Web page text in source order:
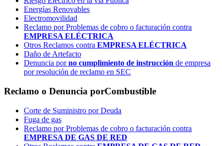
Energías Renovables
Electromovilidad
Reclamo por Problemas de cobro o facturación contra
EMPRESA ELÉCTRICA
Otros Reclamos contra EMPRESA ELÉCTRICA
Daño de Artefacto
Denuncia porno cumplimiento de instrucción de empresa
por resolución de reclamo en SEC
Reclamo o Denuncia porCombustible
Corte de Suministro por Deuda
Fuga de gas
Reclamo por Problemas de cobro o facturación contra
EMPRESA DE GAS DE RED